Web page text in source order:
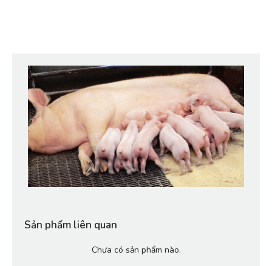
Sản phẩm liên quan
Chưa có sản phẩm nào.